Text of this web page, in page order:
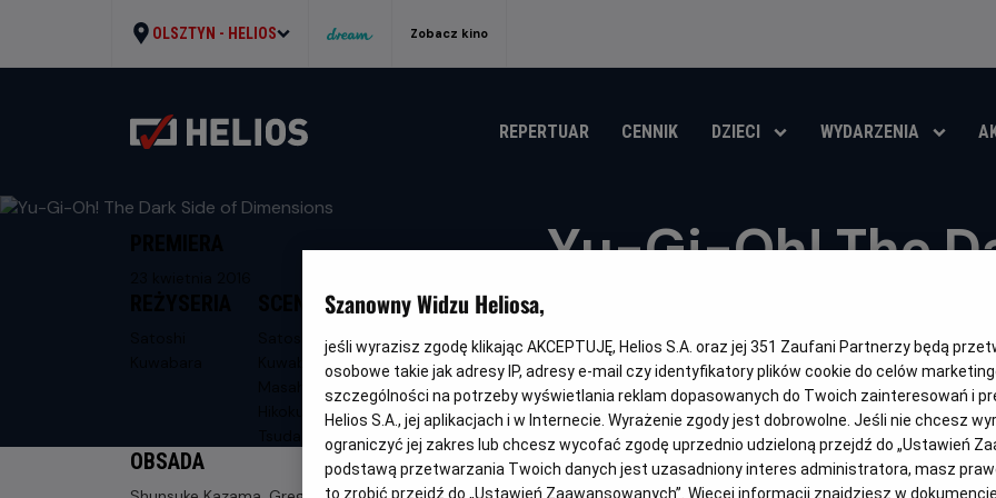
OLSZTYN - HELIOS Zobacz kino
REPERTUAR CENNIK DZIECI WYDARZENIA
Yu-Gi-Oh! The
Oryginalny
tytuł
Yu-Gi-Oh! The Dark Side of Dimensions Gatunek
Anime
wiek
Od
OBSERWUJ
SCENARIUSZ
Kuwabara,
Hikokubo, Kenjiro
OBSADA
Szanowny Widzu Heliosa,
jeśli wyrazisz zgodę klikając AKCEPTUJĘ, Helios S.A. oraz jej 351 Zaufani Partnerzy będą
osobowe takie jak adresy IP, adresy e-mail czy identyfikatory plików cookie do celów
szczególności na potrzeby wyświetlania reklam dopasowanych do Twoich zainteresowań i
Helios S.A., jej aplikacjach i w Internecie. Wyrażenie zgody jest dobrowolne. Jeśli nie chcesz
ograniczyć jej zakres lub chcesz wycofać zgodę uprzednio udzieloną przejdź do „Ustawień
podstawą przetwarzania Twoich danych jest uzasadniony interes administratora, masz
to zrobić przejdź do „Ustawień Zaawansowanych”. Więcej informacji znajdziesz w dokumencie